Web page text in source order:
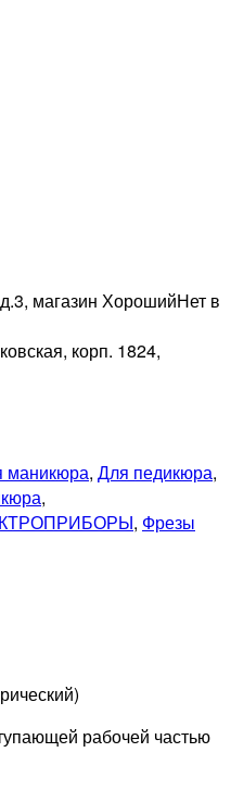
магазин ХорошийНет в
корп. 1824,
маникюра, Для педикюра,
,
, Фрезы
рабочей частью